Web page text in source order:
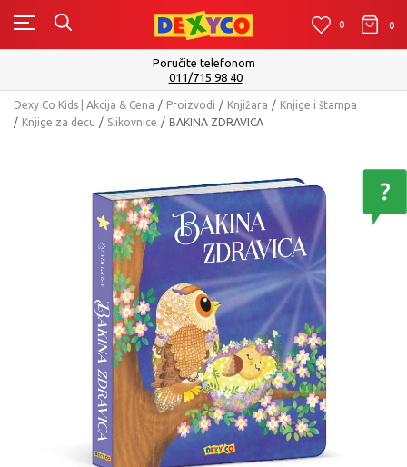
0 0 0
Poručite telefonom
011/715 98 40
Dexy Co Kids | Akcija & Cena Proizvodi Knjižara
Knjige i štampa
Knjige za decu
Slikovnice BAKINA ZDRAVICA